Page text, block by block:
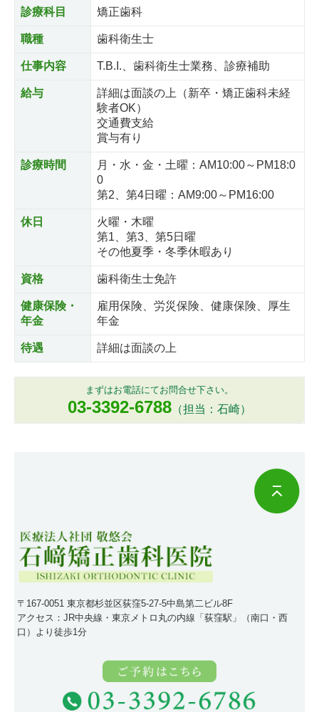
診療科目 矯正歯科
職種 歯科衛生士
仕事内容 T.B.I.、歯科衛生士業務、診療補助
給与
詳細は面談の上（新卒・矯正歯科未経
験者OK）
交通費支給
賞与有り
診療時間
月・水・金・土曜：AM10:00～PM18:0
0
第2、第4日曜：AM9:00～PM16:00
休日
火曜・木曜
第1、第3、第5日曜
その他夏季・冬季休暇あり
資格 歯科衛生士免許
健康保険・
年金
雇用保険、労災保険、健康保険、厚生
年金
待遇 詳細は面談の上
まずはお電話にてお問合せ下さい。
03-3392-6788 （担当：石崎）
〒167-0051 東京都杉並区荻窪5-27-5中島第二ビル8F
アクセス：JR中央線・東京メトロ丸の内線「荻窪駅」（南口・西
口）より徒歩1分